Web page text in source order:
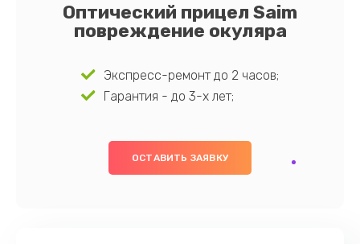
Оптический прицел Saim
повреждение окуляра
Экспресс-ремонт до 2 часов;
Гарантия - до 3-х лет;
ОСТАВИТЬ ЗАЯВКУ